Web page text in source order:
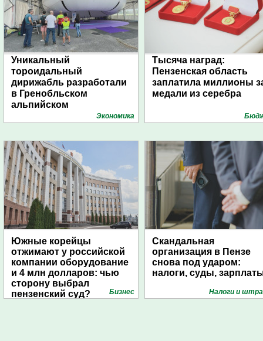
Уникальный
тороидальный
дирижабль разработали
в Гренобльском
альпийском
Экономика
Тысяча наград:
Пензенская область
заплатила миллионы
медали из серебра
Южные корейцы
отжимают у российской
компании оборудование
и 4 млн долларов: чью
сторону выбрал
пензенский суд?
Бизнес
Скандальная
организация в Пензе
снова под ударом:
налоги, суды,
Налоги и